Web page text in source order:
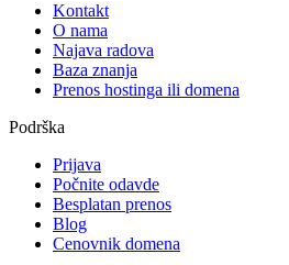
Kontakt
O nama
Najava radova
Baza znanja
Prenos hostinga ili domena
Podrška
Prijava
Počnite odavde
Besplatan prenos
Blog
Cenovnik domena